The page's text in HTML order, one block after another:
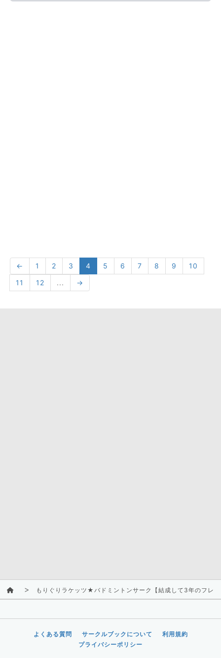
← 1 2 3 4 5 6 7 8 9
10
11
12 ... →
もりぐりラケッツ★バドミントンサーク【結成して3年のフレ
よくある質問 サークルブックについて
利用規約
プライバシーポリシー